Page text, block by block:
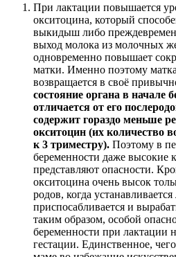
При лактации повышается
окситоцина, который
выкидыш либо
выход молока из молочных
одновременно повышает
матки. Именно поэтому
возвращается в своё
состояние органа в начале
отличается от его
содержит гораздо меньше
окситоцин (их количество
к 3 триместру). Поэтому в
беременности даже высокие
представляют опасности.
окситоцина очень высок
родов, когда
приспосабливается и
таким образом, особой
беременности при лактации
гестации. Единственное,